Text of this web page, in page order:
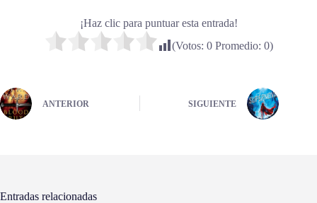
¡Haz clic para puntuar esta entrada!
(Votos: 0Promedio: 0)
ANTERIOR SIGUIENTE
Entradas relacionadas